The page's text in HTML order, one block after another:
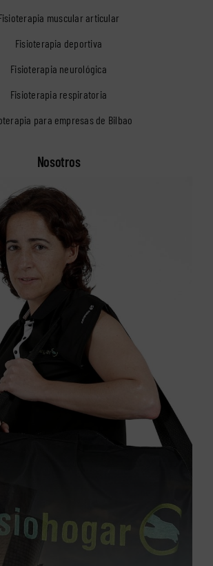
muscular articular
Fisioterapia deportiva
Fisioterapia neurológica
Fisioterapia respiratoria
para empresas de Bilbao
Nosotros